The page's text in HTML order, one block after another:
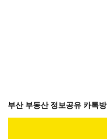
부산 부동산 정보공유 카톡방